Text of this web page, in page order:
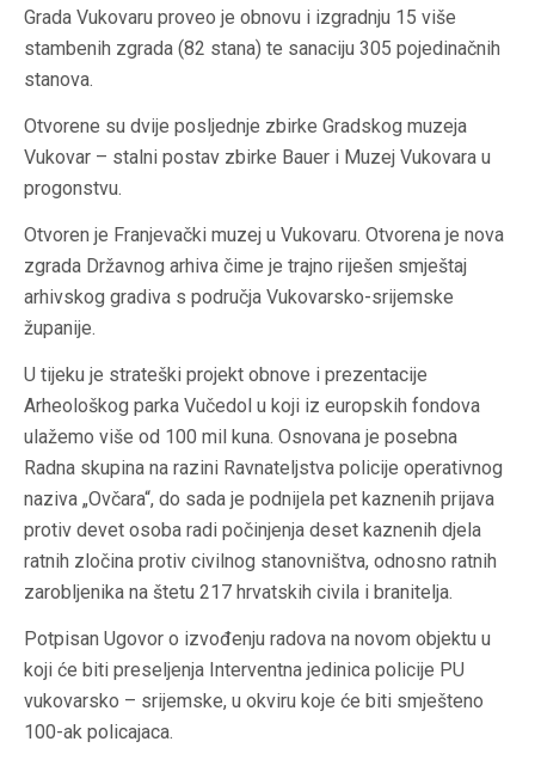
Grada Vukovaru proveo je obnovu i izgradnju 15 više
stambenih zgrada (82 stana) te sanaciju 305 pojedinačnih
stanova.
Otvorene su dvije posljednje zbirke Gradskog muzeja
Vukovar – stalni postav zbirke Bauer i Muzej Vukovara u
progonstvu.
Otvoren je Franjevački muzej u Vukovaru. Otvorena je nova
zgrada Državnog arhiva čime je trajno riješen smještaj
arhivskog gradiva s područja Vukovarsko-srijemske
županije.
U tijeku je strateški projekt obnove i prezentacije
Arheološkog parka Vučedol u koji iz europskih fondova
ulažemo više od 100 mil kuna. Osnovana je posebna
Radna skupina na razini Ravnateljstva policije operativnog
naziva „Ovčara“, do sada je podnijela pet kaznenih prijava
protiv devet osoba radi počinjenja deset kaznenih djela
ratnih zločina protiv civilnog stanovništva, odnosno ratnih
zarobljenika na štetu 217 hrvatskih civila i branitelja.
Potpisan Ugovor o izvođenju radova na novom objektu u
koji će biti preseljenja Interventna jedinica policije PU
vukovarsko – srijemske, u okviru koje će biti smješteno
100-ak policajaca.